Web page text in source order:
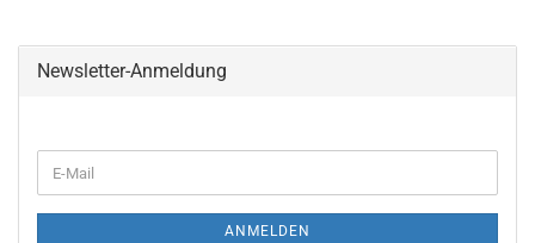
Newsletter-Anmeldung
ZUR
E-
Mail
ANMELDEN